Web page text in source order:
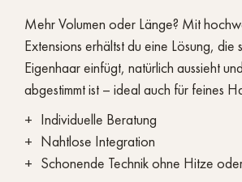
Mehr Volumen oder Länge? Mit
Extensions erhältst du eine Lösung, die
Eigenhaar einfügt, natürlich aussieht
abgestimmt ist – ideal auch für feines
Individuelle Beratung
Nahtlose Integration
Schonende Technik ohne Hitze